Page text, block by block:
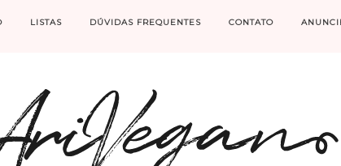
LISTAS DÚVIDAS FREQUENTES CONTATO